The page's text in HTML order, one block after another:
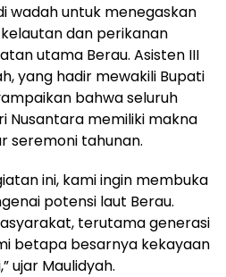
wadah untuk menegaskan
dan perikanan
utama Berau. Asisten III
yang hadir mewakili Bupati
bahwa seluruh
Nusantara memiliki makna
seremoni tahunan.
ini, kami ingin membuka
potensi laut Berau.
terutama generasi
betapa besarnya kekayaan
ujar Maulidyah.